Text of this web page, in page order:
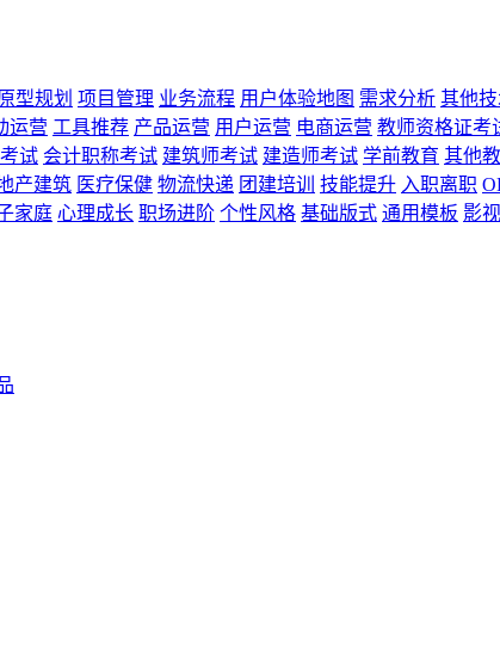
型规划 项目管理 业务流程 用户体验地图 需求分析 其他
运营 工具推荐 产品运营 用户运营 电商运营 教师资格证考
试 会计职称考试 建筑师考试 建造师考试 学前教育 其他
产建筑 医疗保健 物流快递 团建培训 技能提升 入职离职
家庭 心理成长 职场进阶 个性风格 基础版式 通用模板 影